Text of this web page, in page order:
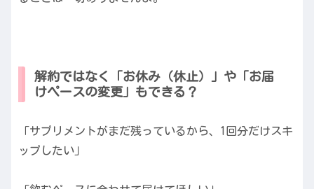
解約ではなく「お休み（休止）」や「お届
けペースの変更」もできる？
「サプリメントがまだ残っているから、1回分だけスキ
ップしたい」